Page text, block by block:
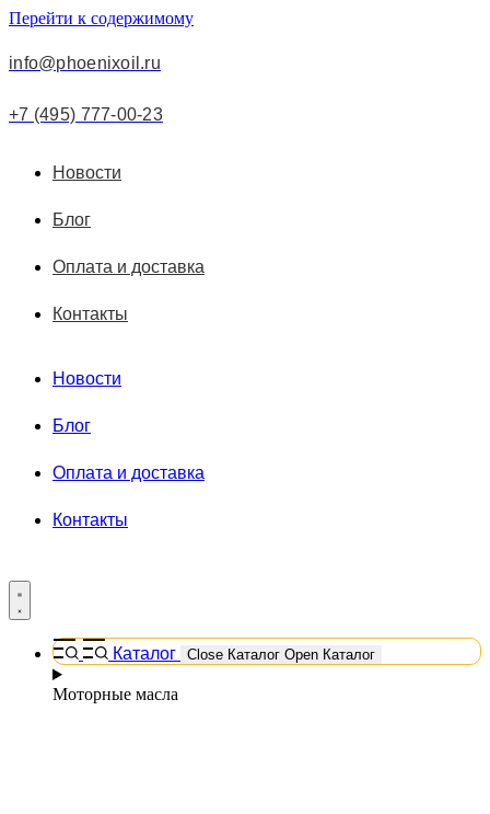
Перейти к содержимому
info@phoenixoil.ru
+7 (495) 777-00-23
Новости
Блог
Оплата и доставка
Контакты
Новости
Блог
Оплата и доставка
Контакты
Каталог Close Каталог Open Каталог
Моторные масла